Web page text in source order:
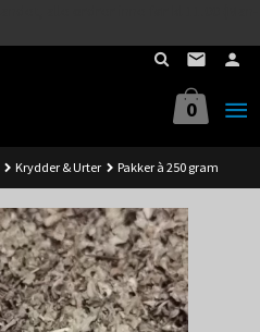
0
Krydder & Urter Pakker à 250 gram